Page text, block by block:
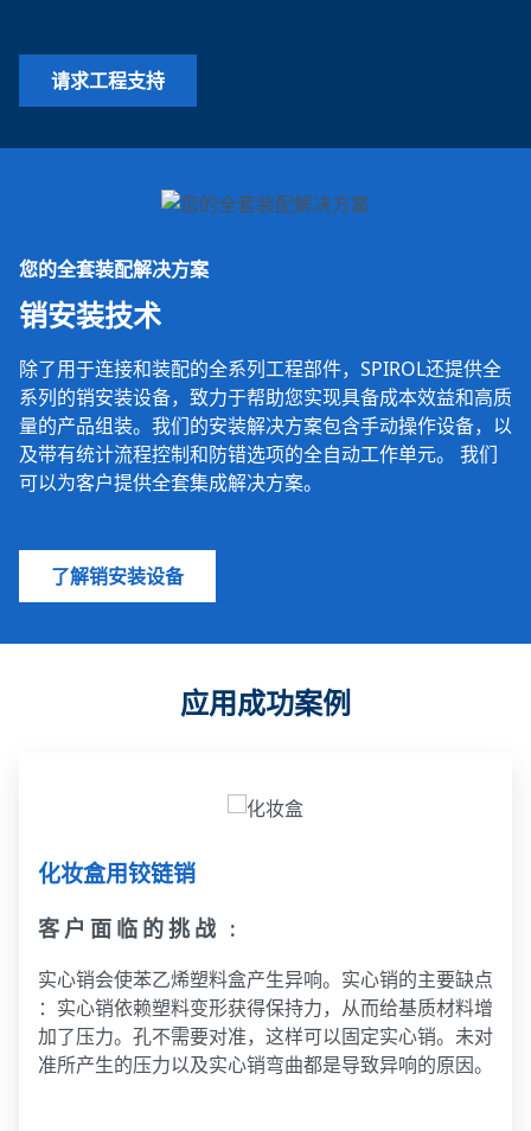
请求工程支持
您的全套装配解决方案
销安装技术
除了用于连接和装配的全系列工程部件，SPIROL还提供全
系列的销安装设备，致力于帮助您实现具备成本效益和高质
量的产品组装。我们的安装解决方案包含手动操作设备，以
及带有统计流程控制和防错选项的全自动工作单元。 我们
可以为客户提供全套集成解决方案。
了解销安装设备
应用成功案例
化妆盒用铰链销
客户面临的挑战 :
实心销会使苯乙烯塑料盒产生异响。实心销的主要缺点
：实心销依赖塑料变形获得保持力，从而给基质材料增
加了压力。孔不需要对准，这样可以固定实心销。未对
准所产生的压力以及实心销弯曲都是导致异响的原因。